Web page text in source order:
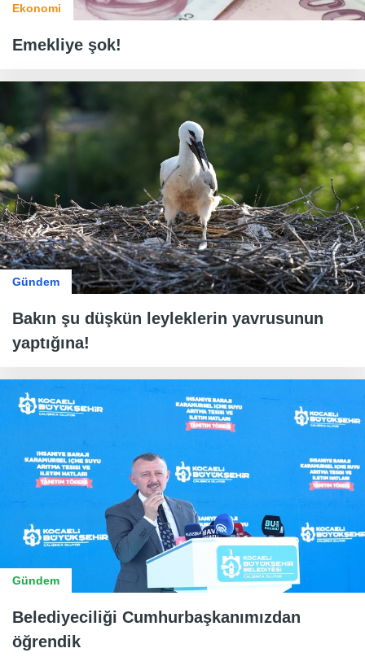
Ekonomi
Emekliye şok!
Gündem
Bakın şu düşkün leyleklerin yavrusunun
yaptığına!
Gündem
Belediyeciliği Cumhurbaşkanımızdan
öğrendik